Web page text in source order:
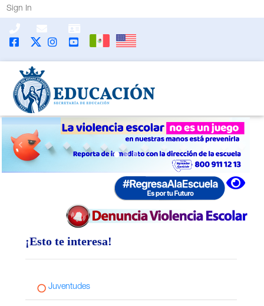
Sign In
Previous
¡Esto te interesa!
Juventudes